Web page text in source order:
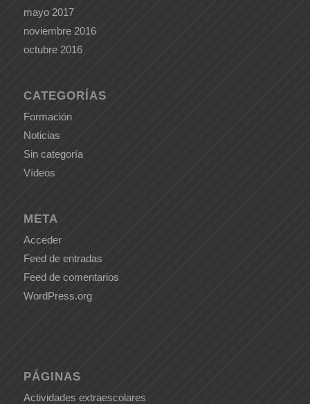
mayo 2017
noviembre 2016
octubre 2016
CATEGORÍAS
Formación
Noticias
Sin categoría
Vídeos
META
Acceder
Feed de entradas
Feed de comentarios
WordPress.org
PÁGINAS
Actividades extraescolares